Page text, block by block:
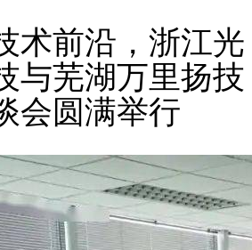
术前沿，浙江光
与芜湖万里扬技
会圆满举行